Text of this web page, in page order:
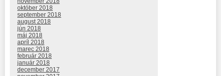
október 2018
september 2018
august 2018
jún 2018
máj 2018
apríl 2018
marec 2018
február 2018
január 2018
december 2017